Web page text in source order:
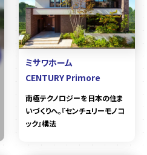
ミサワホーム
CENTURY Primore
南極テクノロジーを日本の住ま
いづくりへ。『センチュリーモノコ
ック』構法